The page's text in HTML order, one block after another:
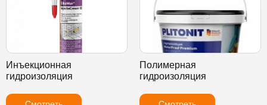
Инъекционная
гидроизоляция
Полимерная
гидроизоляция